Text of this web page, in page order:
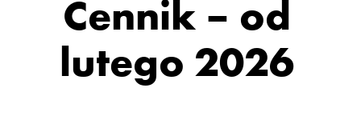
Cennik – od
lutego 2026